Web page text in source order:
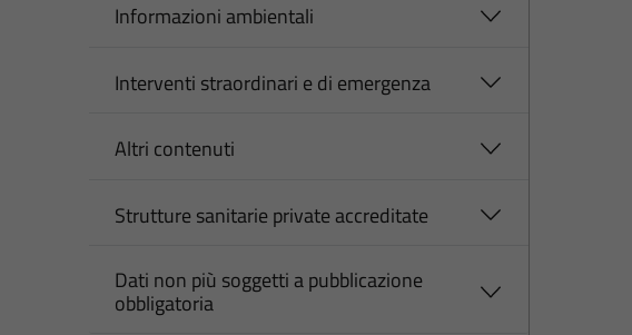
Informazioni ambientali
Interventi straordinari e di emergenza
Altri contenuti
Strutture sanitarie private accreditate
Dati non più soggetti a pubblicazione
obbligatoria